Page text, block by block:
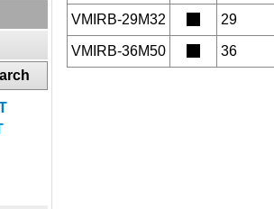
VMIRB-29M32 29
VMIRB-36M50 36